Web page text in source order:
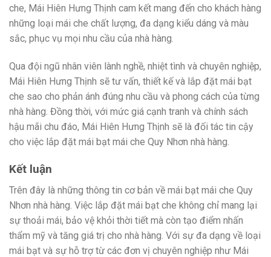
che, Mái Hiên Hưng Thịnh cam kết mang đến cho khách hàng
những loại mái che chất lượng, đa dạng kiểu dáng và màu
sắc, phục vụ mọi nhu cầu của nhà hàng.
Qua đội ngũ nhân viên lành nghề, nhiệt tình và chuyên nghiệp,
Mái Hiên Hưng Thịnh sẽ tư vấn, thiết kế và lắp đặt mái bạt
che sao cho phản ánh đúng nhu cầu và phong cách của từng
nhà hàng. Đồng thời, với mức giá cạnh tranh và chính sách
hậu mãi chu đáo, Mái Hiên Hưng Thịnh sẽ là đối tác tin cậy
cho việc lắp đặt mái bạt mái che Quy Nhơn nhà hàng.
Kết luận
Trên đây là những thông tin cơ bản về mái bạt mái che Quy
Nhơn nhà hàng. Việc lắp đặt mái bạt che không chỉ mang lại
sự thoải mái, bảo vệ khỏi thời tiết mà còn tạo điểm nhấn
thẩm mỹ và tăng giá trị cho nhà hàng. Với sự đa dạng về loại
mái bạt và sự hỗ trợ từ các đơn vị chuyên nghiệp như Mái